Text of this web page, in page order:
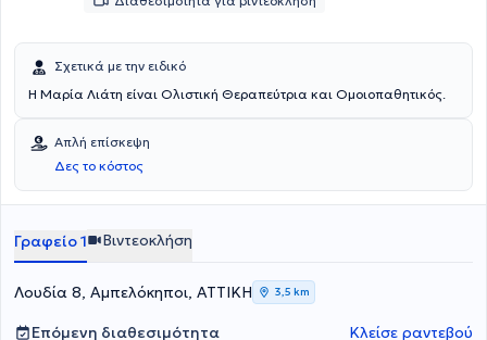
Σχετικά με την ειδικό
Η Μαρία Λιάτη είναι Ολιστική Θεραπεύτρια και Ομοιοπαθητικός.
Απλή επίσκεψη
Δες το κόστος
Γραφείο 1 Βιντεοκλήση
Λουδία 8, Αμπελόκηποι, ΑΤΤΙΚΗ 3,5 km
Επόμενη διαθεσιμότητα Κλείσε ραντεβού